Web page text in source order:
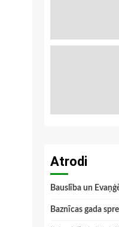
Atrodi
Bauslība un
Baznīcas gada